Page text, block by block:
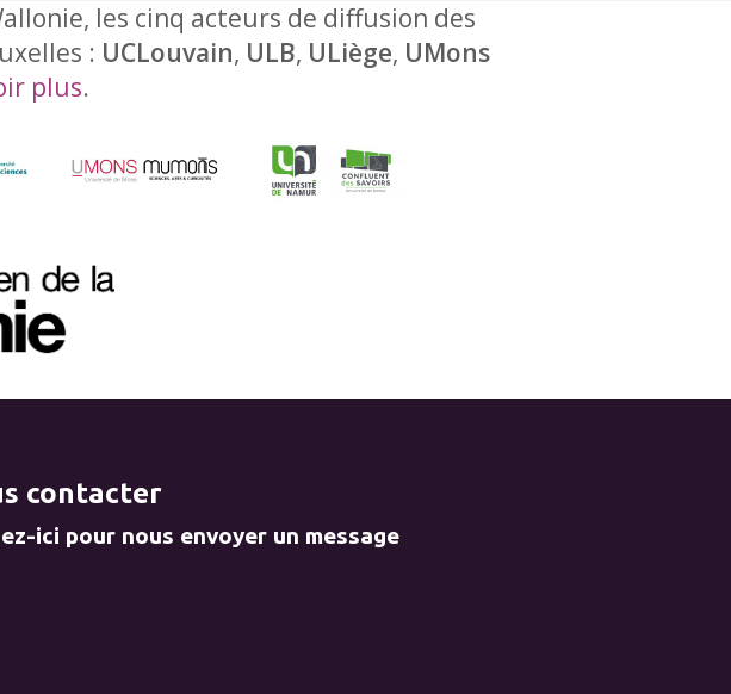
les cinq acteurs de diffusion des
: UCLouvain, ULB, ULiège, UMons
plus.
contacter
ici pour nous envoyer un message